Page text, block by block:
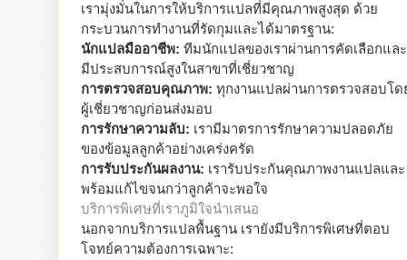
เรามุ่งมั่นในการให้บริการแปลที่มีคุณภาพสูงสุด ด้วย
กระบวนการทำงานที่รัดกุมและได้มาตรฐาน:
นักแปลมืออาชีพ: ทีมนักแปลของเราผ่านการคัดเลือกและ
มีประสบการณ์สูงในสาขาที่เชี่ยวชาญ
การตรวจสอบคุณภาพ: ทุกงานแปลผ่านการตรวจสอบโด
ผู้เชี่ยวชาญก่อนส่งมอบ
การรักษาความลับ: เรามีมาตรการรักษาความปลอดภัย
ของข้อมูลลูกค้าอย่างเคร่งครัด
การรับประกันผลงาน: เรารับประกันคุณภาพงานแปลและ
พร้อมแก้ไขจนกว่าลูกค้าจะพอใจ
บริการพิเศษที่เราภูมิใจนำเสนอ
นอกจากบริการแปลพื้นฐาน เรายังมีบริการพิเศษที่ตอบ
โจทย์ความต้องการเฉพาะ: